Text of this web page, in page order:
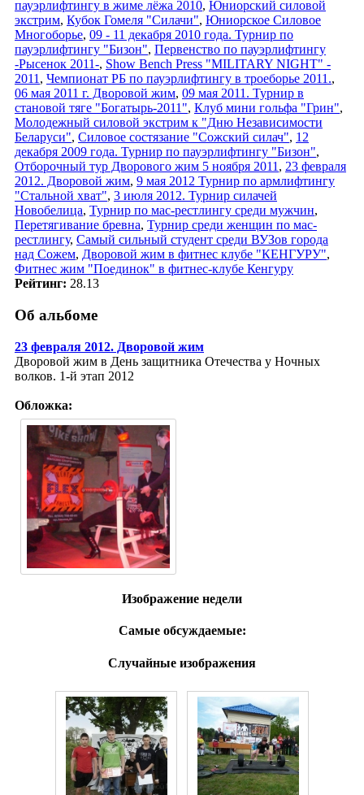
пауэрлифтингу в жиме лёжа 2010, Юниорский силовой
экстрим, Кубок Гомеля "Силачи", Юниорское Силовое
Многоборье, 09 - 11 декабря 2010 года. Турнир по
пауэрлифтингу "Бизон", Первенство по пауэрлифтингу
-Рысенок 2011-, Show Bench Press "MILITARY NIGHT" -
2011 , Чемпионат РБ по пауэрлифтингу в троеборье 2011.,
06 мая 2011 г. Дворовой жим, 09 мая 2011. Турнир в
становой тяге "Богатырь-2011", Клуб мини гольфа "Грин",
Молодежный силовой экстрим к "Дню Независимости
Беларуси", Силовое состязание "Сожский силач", 12
декабря 2009 года. Турнир по пауэрлифтингу "Бизон",
Отборочный тур Дворового жим 5 ноября 2011 , 23 февраля
2012. Дворовой жим, 9 мая 2012 Турнир по армлифтингу
"Стальной хват", 3 июля 2012. Турнир силачей
Новобелица, Турнир по мас-рестлингу среди мужчин,
Перетягивание бревна, Турнир среди женщин по мас-
рестлингу, Самый сильный студент среди ВУЗов города
над Сожем, Дворовой жим в фитнес клубе "КЕНГУРУ",
Фитнес жим "Поединок" в фитнес-клубе Кенгуру
Рейтинг: 28.13
Об альбоме
23 февраля 2012. Дворовой жим
Дворовой жим в День защитника Отечества у Ночных
волков. 1-й этап 2012
Обложка:
Изображение недели
Самые обсуждаемые:
Случайные изображения